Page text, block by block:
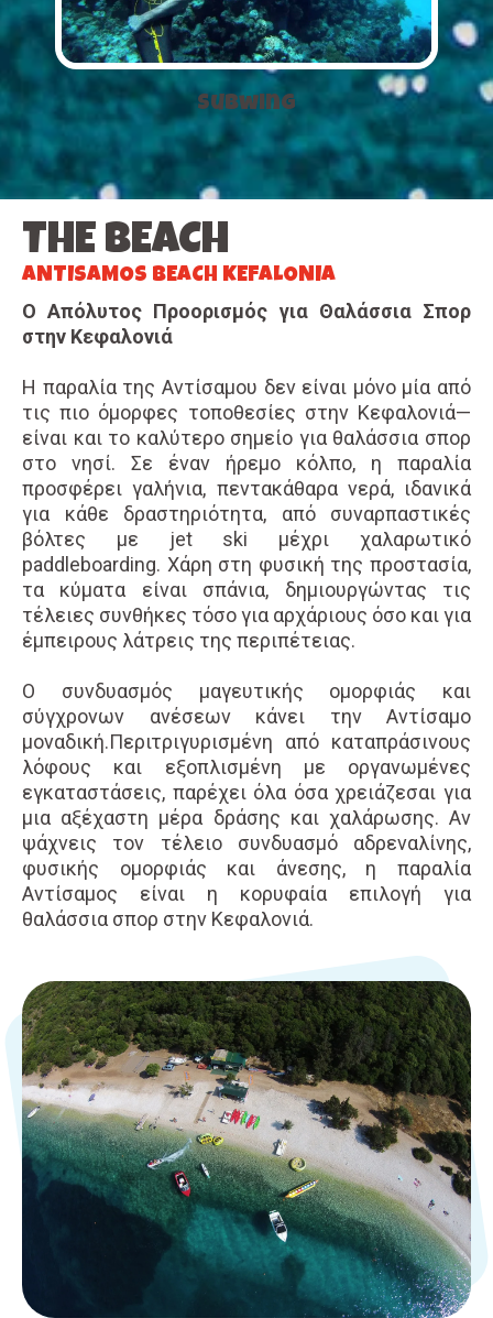
Subwing
THE BEACH
ANTISAMOS BEACH KEFALONIA
Ο Απόλυτος Προορισμός για Θαλάσσια Σπορ
στην Κεφαλονιά
Η παραλία της Αντίσαμου δεν είναι μόνο μία από
τις πιο όμορφες τοποθεσίες στην Κεφαλονιά—
είναι και το καλύτερο σημείο για θαλάσσια σπορ
στο νησί. Σε έναν ήρεμο κόλπο, η παραλία
προσφέρει γαλήνια, πεντακάθαρα νερά, ιδανικά
για κάθε δραστηριότητα, από συναρπαστικές
βόλτες με jet ski μέχρι χαλαρωτικό
paddleboarding. Χάρη στη φυσική της προστασία,
τα κύματα είναι σπάνια, δημιουργώντας τις
τέλειες συνθήκες τόσο για αρχάριους όσο και για
έμπειρους λάτρεις της περιπέτειας.
Ο συνδυασμός μαγευτικής ομορφιάς και
σύγχρονων ανέσεων κάνει την Αντίσαμο
μοναδική.Περιτριγυρισμένη από καταπράσινους
λόφους και εξοπλισμένη με οργανωμένες
εγκαταστάσεις, παρέχει όλα όσα χρειάζεσαι για
μια αξέχαστη μέρα δράσης και χαλάρωσης. Αν
ψάχνεις τον τέλειο συνδυασμό αδρεναλίνης,
φυσικής ομορφιάς και άνεσης, η παραλία
Αντίσαμος είναι η κορυφαία επιλογή για
θαλάσσια σπορ στην Κεφαλονιά.